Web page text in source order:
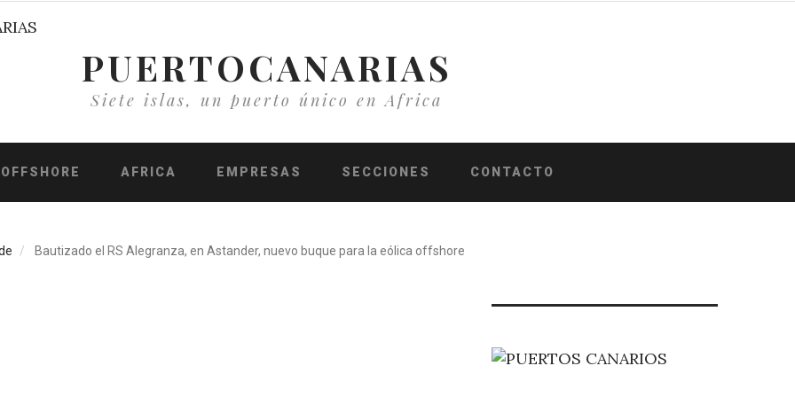
PUERTOCANARIAS
Siete islas, un puerto único en Africa
OFFSHORE AFRICA EMPRESAS SECCIONES CONTACTO
Bautizado el RS Alegranza, en Astander, nuevo buque para la eólica offshore